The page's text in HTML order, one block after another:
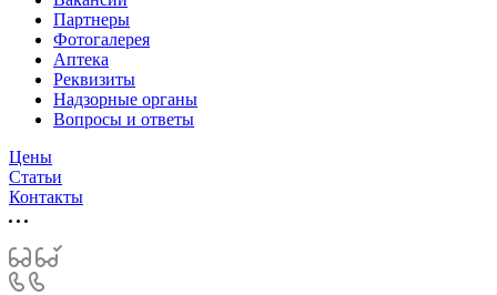
Партнеры
Фотогалерея
Аптека
Реквизиты
Надзорные органы
Вопросы и ответы
Цены
Статьи
Контакты